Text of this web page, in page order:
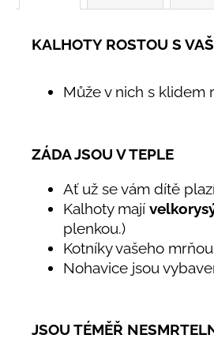
KALHOTY ROSTOU S
Může v nich s klidem
ZÁDA JSOU V TEPLE
Ať už se vám dítě
Kalhoty mají
plenkou.)
Kotníky vašeho
Nohavice jsou
JSOU TÉMĚŘ